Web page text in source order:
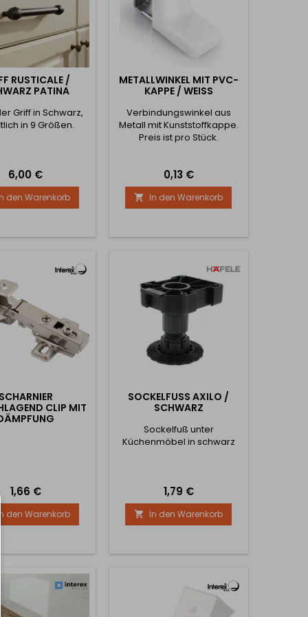
RUSTICALE /
PATINA
Griff in Schwarz,
in 9 Größen.
Preis
6,00 €
den Warenkorb
METALLWINKEL MIT PVC-
KAPPE / WEISS
Verbindungswinkel aus
Metall mit Kunststoffkappe.
Preis ist pro Stück.
Preis
0,13 €
 In den Warenkorb
SCHARNIER
CLIP MIT
Preis
1,66 €
In den Warenkorb
SOCKELFUSS AXILO / S
CHWARZ
Sockelfuß unter
Küchenmöbel in schwarz
Preis
1,79 €
 In den Warenkorb